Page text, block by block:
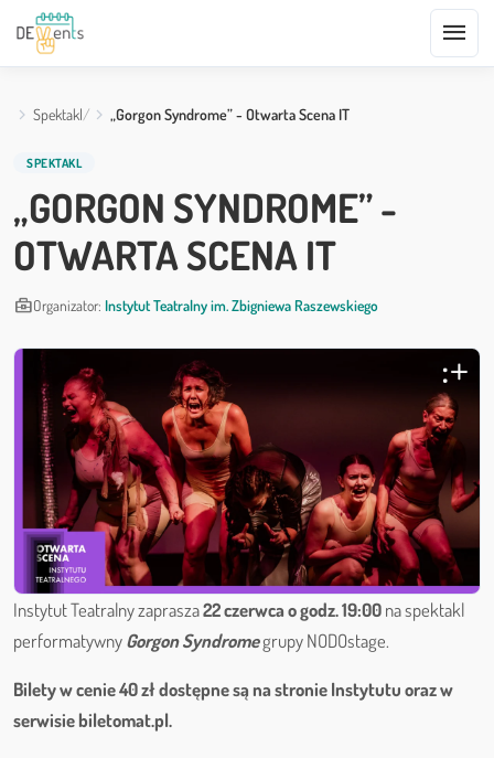
menu
Spektakl „Gorgon Syndrome” - Otwarta Scena IT
SPEKTAKL
„GORGON SYNDROME” -
OTWARTA SCENA IT
business_centerOrganizator: Instytut Teatralny im. Zbigniewa Raszewskiego
Instytut Teatralny zaprasza22 czerwca o godz. 19:00na spektakl
performatywnyGorgon Syndromegrupy NODOstage.
Bilety w cenie 40 zł dostępne są na stronie Instytutu oraz w
serwisie biletomat.pl.